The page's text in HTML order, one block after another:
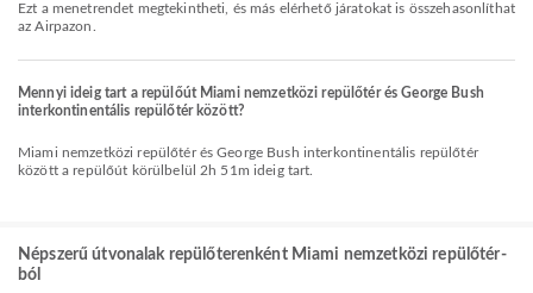
Ezt a menetrendet megtekintheti, és más elérhető járatokat is összehasonlíthat
az Airpazon.
Mennyi ideig tart a repülőút Miami nemzetközi repülőtér és George Bush
interkontinentális repülőtér között?
Miami nemzetközi repülőtér és George Bush interkontinentális repülőtér
között a repülőút körülbelül 2h 51m ideig tart.
Népszerű útvonalak repülőterenként Miami nemzetközi repülőtér-
ból